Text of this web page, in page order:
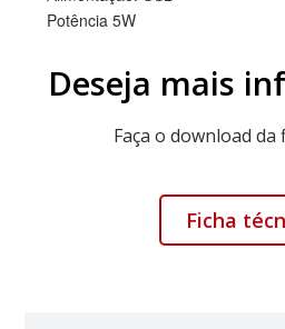
Potência 5W
Deseja mais
Faça o download da
Ficha